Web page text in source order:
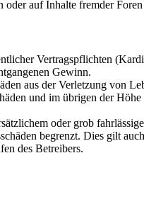
auf Inhalte fremder
Vertragspflichten
Gewinn.
aus der Verletzung von
und im übrigen der
oder grob
begrenzt. Dies gilt
des Betreibers.